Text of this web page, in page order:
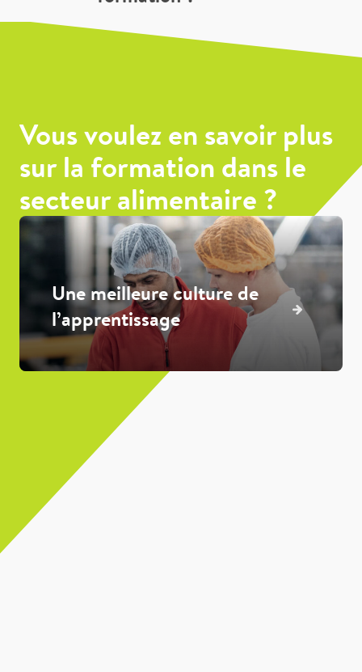
Vous voulez en savoir plus
sur la formation dans le
secteur alimentaire ?
Une meilleure culture de
l’apprentissage